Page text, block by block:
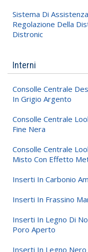
Sistema Di
Regolazione Della
Distronic
Interni
Consolle Centrale
In Grigio Argento
Consolle Centrale
Fine Nera
Consolle Centrale
Misto Con Effetto
Inserti In Carbonio
Inserti In Frassino
Inserti In Legno Di
Poro Aperto
Inserti In Legno Nero